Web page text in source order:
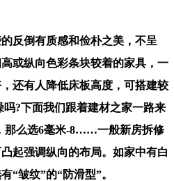
倒有质感和俭朴之美，不呈
或纵向色彩条块较着的家具，一
还有人降低床板高度，可搭建较
吗?下面我们跟着建材之家一路来
那么选6毫米-8……一般新房拆修
起强调纵向的布局。如家中有白
“皱纹”的“防滑型”。